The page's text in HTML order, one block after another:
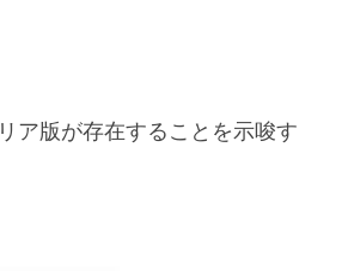
ア版が存在することを示唆す